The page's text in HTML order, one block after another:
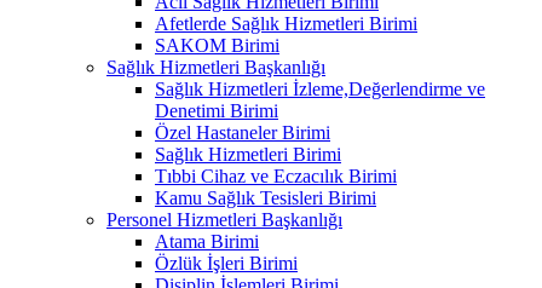
Afetlerde Sağlık Hizmetleri Birimi
SAKOM Birimi
Sağlık Hizmetleri Başkanlığı
Sağlık Hizmetleri İzleme,Değerlendirme ve
Denetimi Birimi
Özel Hastaneler Birimi
Sağlık Hizmetleri Birimi
Tıbbi Cihaz ve Eczacılık Birimi
Kamu Sağlık Tesisleri Birimi
Personel Hizmetleri Başkanlığı
Atama Birimi
Özlük İşleri Birimi